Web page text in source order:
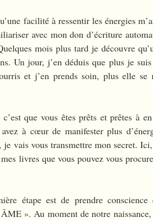
facilité à ressentir les énergies
avec mon don d’écriture
mois plus tard je découvre
Un jour, j’en déduis que plus je
et j’en prends soin, plus elle se
que vous êtes prêts et prêtes à
à cœur de manifester plus
vais vous transmettre mon secret.
livres que vous pouvez vous
étape est de prendre
». Au moment de notre